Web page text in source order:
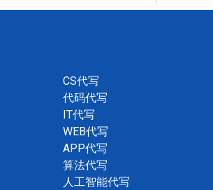
CS代写
代码代写
IT代写
WEB代写
APP代写
算法代写
人工智能代写